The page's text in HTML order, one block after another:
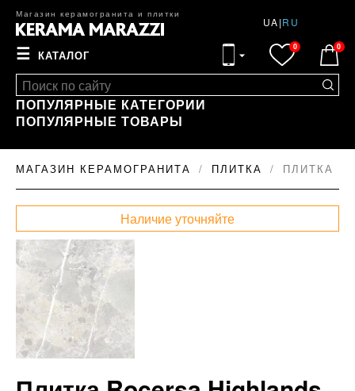
Магазин керамогранита и плитки
UA|RU
☰ КАТАЛОГ
ПОПУЛЯРНЫЕ КАТЕГОРИИ
ПОПУЛЯРНЫЕ ТОВАРЫ
0 0
МАГАЗИН КЕРАМОГРАНИТА ПЛИТКА ПЛИТКА
Наличие уточняйте